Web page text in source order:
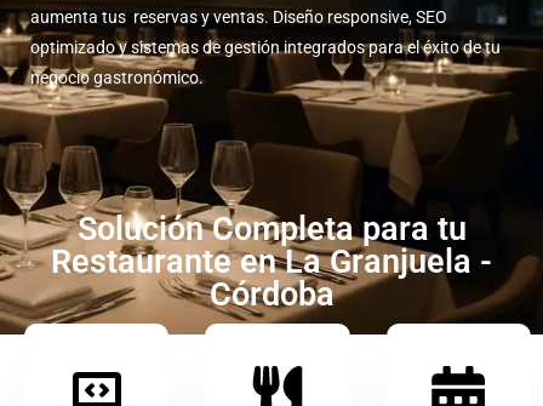
aumenta tus reservas y ventas. Diseño responsive, SEO
optimizado y sistemas de gestión integrados para el éxito de tu
negocio gastronómico.
Solución Completa para tu
Restaurante en La Granjuela -
Córdoba